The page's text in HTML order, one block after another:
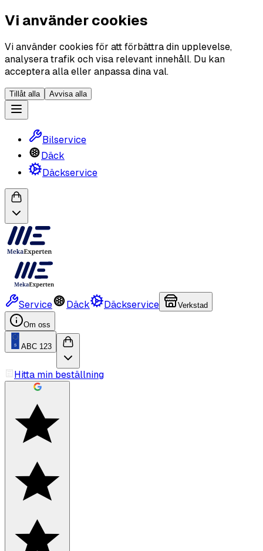
Vi använder cookies
Vi använder cookies för att förbättra din upplevelse,
analysera trafik och visa relevant innehåll. Du kan
acceptera alla eller anpassa dina val.
Tillåt alla Avvisa alla
Bilservice
Däck
Däckservice
Service Däck Däckservice Verkstad
Om oss
ABC 123
Hitta min beställning